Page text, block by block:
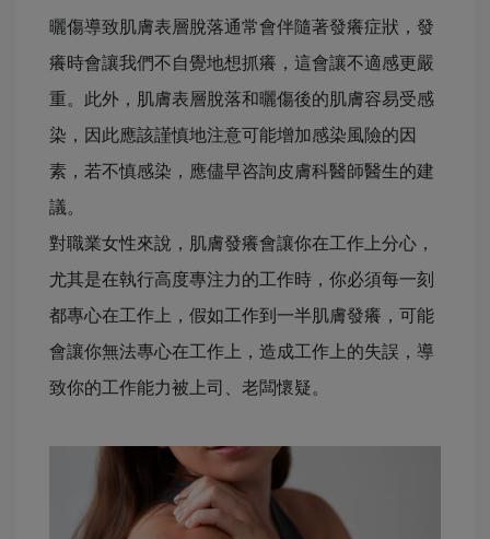
曬傷導致肌膚表層脫落通常會伴隨著發癢症狀，發
癢時會讓我們不自覺地想抓癢，這會讓不適感更嚴
重。此外，肌膚表層脫落和曬傷後的肌膚容易受感
染，因此應該謹慎地注意可能增加感染風險的因
素，若不慎感染，應儘早咨詢皮膚科醫師醫生的建
議。
對職業女性來說，肌膚發癢會讓你在工作上分心，
尤其是在執行高度專注力的工作時，你必須每一刻
都專心在工作上，假如工作到一半肌膚發癢，可能
會讓你無法專心在工作上，造成工作上的失誤，導
致你的工作能力被上司、老闆懷疑。